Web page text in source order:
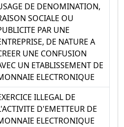
DE DENOMINATION,
SOCIALE OU
PAR UNE
DE NATURE A
UNE CONFUSION
UN ETABLISSEMENT DE
ELECTRONIQUE
ILLEGAL DE
D'EMETTEUR DE
ELECTRONIQUE